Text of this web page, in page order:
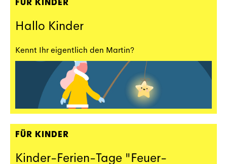
FÜR KINDER
Hallo Kinder
Kennt Ihr eigentlich den Martin?
FÜR KINDER
Kinder-Ferien-Tage "Feuer-